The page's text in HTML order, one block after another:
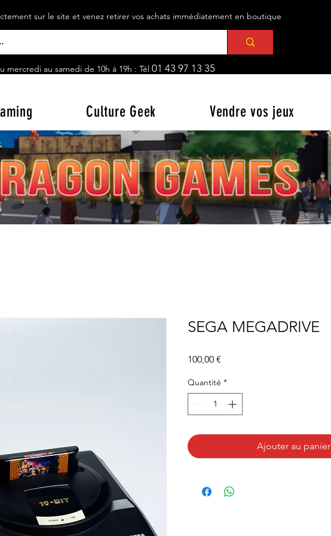
sur le site et venez retirer vos achats immédiatement en boutique
u mercredi au samedi de 10h à 19h : Tél 01 43 97 13 35
SEGA MEGADRIVE
100,00 €
Quantité *
Ajouter au panier
Culture Geek Vendre vos jeux